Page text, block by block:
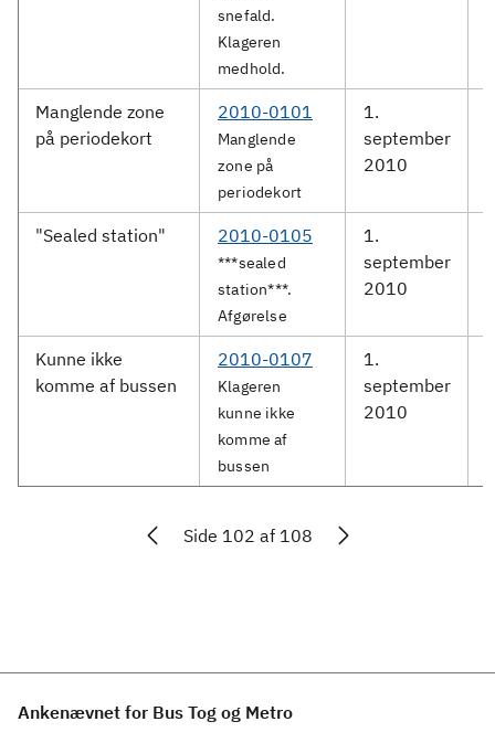
snefald.
Klageren
medhold.
Manglende zone
på periodekort
2010-0101
Manglende
zone på
periodekort
1.
september
2010
"Sealed station" 2010-0105
***sealed
station***.
Afgørelse
1.
september
2010
Kunne ikke
komme af bussen
2010-0107
Klageren
kunne ikke
komme af
bussen
1.
september
2010
Side 102 af 108
Ankenævnet for Bus Tog og Metro